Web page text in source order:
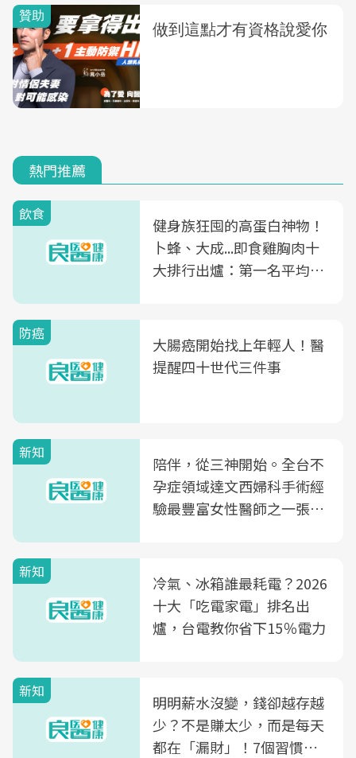
熱門推薦
飲食
健身族狂囤的高蛋白神物！
卜蜂、大成...即食雞胸肉十
大排行出爐：第一名平均一
防癌
大腸癌開始找上年輕人！醫
提醒四十世代三件事
新知
陪伴，從三神開始。全台不
孕症領域達文西婦科手術經
驗最豐富女性醫師之一張永
光田醫院建構360度女性健
康照護生態圈
新知
冷氣、冰箱誰最耗電？2026
十大「吃電家電」排名出
爐，台電教你省下15％電力
新知
明明薪水沒變，錢卻越存越
少？不是賺太少，而是每天
都在「漏財」！7個習慣一